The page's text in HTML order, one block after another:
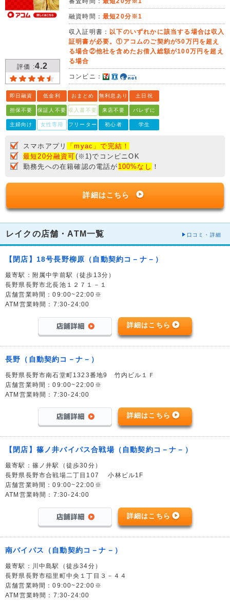
評価 :4.2
融資時間： 最短20分※1
収入証明書： 以下のいずれかに該当する場合は収入
証明書が必要。①アコムのご契約が50万円を超え
る場合②他社を含めたお借入総額が100万円を超え
る場合
コンビニ：
即日融資 低金利 おまとめ 無利息あり 土日祝
担保不要 保証人不要 収入書不要 来店不要 バレずに
主婦向け 女性専用 フリーター 初心者 学生
スマホアプリ
「myac」で完結！
最短20分融資可(※1)でコンビニOK
勤務先への在籍確認の電話が 100%なし ！
詳細はこちら
レイクの店舗・ATM一覧 口コミ・詳細
【閉店】18号長野柳原（自動契約コ－ナ－）
最寄駅：附属中学前駅（徒歩13分）
長野県長野市北長池１２７１－１
店舗営業時間：09:00~22:00※
ATM営業時間：7:30-24:00
詳細はこちら
長野（自動契約コ－ナ－）
長野県長野市南石堂町1323番地9 竹内ビル１Ｆ
店舗営業時間：09:00~22:00※
ATM営業時間：7:30-24:00
詳細はこちら
【閉店】篠ノ井バイパス合戦場（自動契約コ－ナ－）
最寄駅：篠ノ井駅（徒歩30分）
長野県長野市合戦場二丁目107 小林ビル1F
店舗営業時間：09:00~22:00※
ATM営業時間：7:30-24:00
詳細はこちら
南バイパス（自動契約コ－ナ－）
最寄駅：川中島駅（徒歩34分）
長野県長野市稲里町中央１丁目３－４４
店舗営業時間：09:00~22:00※
ATM営業時間：7:30-24:00